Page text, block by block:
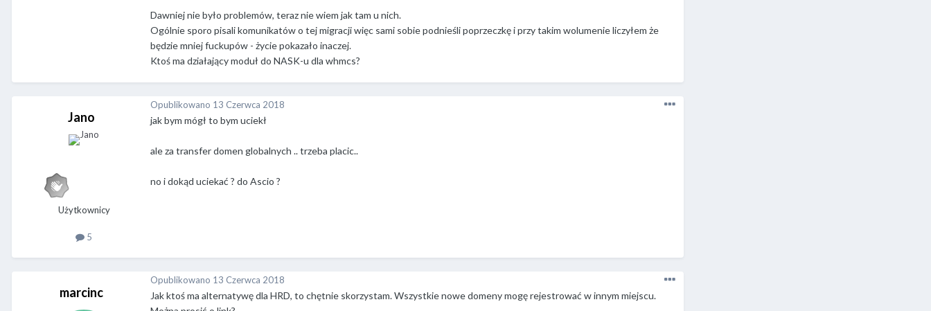
Dawniej nie było problemów, teraz nie wiem jak tam u nich.
Ogólnie sporo pisali komunikatów o tej migracji więc sami sobie podnieśli poprzeczkę i przy takim wolumenie liczyłem że
będzie mniej fuckupów - życie pokazało inaczej.
Ktoś ma działający moduł do NASK-u dla whmcs?
Jano
Użytkownicy
5
Opublikowano 13 Czerwca 2018
jak bym mógł to bym uciekł
ale za transfer domen globalnych .. trzeba placic..
no i dokąd uciekać ? do Ascio ?
marcinc
Opublikowano 13 Czerwca 2018
Jak ktoś ma alternatywę dla HRD, to chętnie skorzystam. Wszystkie nowe domeny mogę rejestrować w innym miejscu.